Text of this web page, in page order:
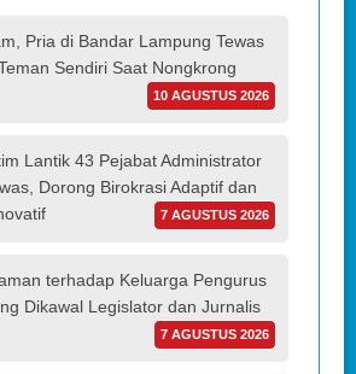
Pria di Bandar Lampung Tewas
Sendiri Saat Nongkrong
10 AGUSTUS 2026
Lantik 43 Pejabat Administrator
Dorong Birokrasi Adaptif dan
7 AGUSTUS 2026
terhadap Keluarga Pengurus
Dikawal Legislator dan Jurnalis
7 AGUSTUS 2026